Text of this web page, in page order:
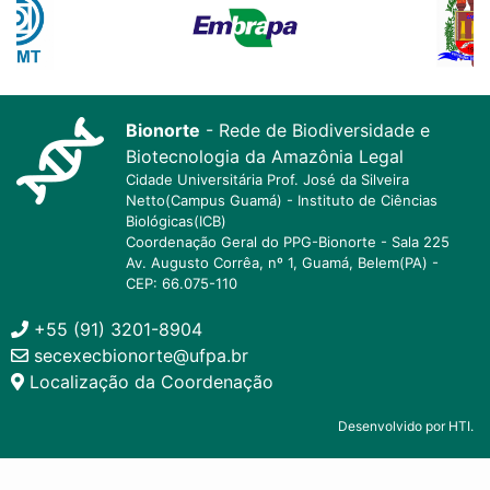
Bionorte - Rede de Biodiversidade e
Biotecnologia da Amazônia Legal
Cidade Universitária Prof. José da Silveira
Netto(Campus Guamá) - Instituto de Ciências
Biológicas(ICB)
Coordenação Geral do PPG-Bionorte - Sala 225
Av. Augusto Corrêa, nº 1, Guamá, Belem(PA) -
CEP: 66.075-110
+55 (91) 3201-8904
secexecbionorte@ufpa.br
Localização da Coordenação
Desenvolvido por HTI.